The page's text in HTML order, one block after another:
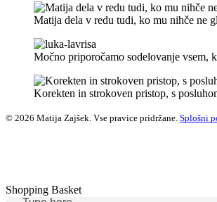
Matija dela v redu tudi, ko mu nihče ne
Močno priporočamo sodelovanje vsem,
Korekten in strokoven pristop, s
© 2026 Matija Zajšek. Vse pravice pridržane. Splošni
Shopping Basket